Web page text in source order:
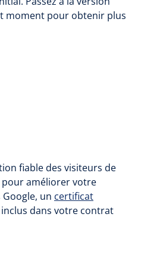
moment pour obtenir plus
fiable des visiteurs de
améliorer votre
un certificat
dans votre contrat